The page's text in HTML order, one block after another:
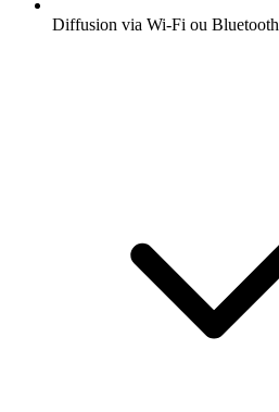
Diffusion via Wi-Fi ou Bluetooth